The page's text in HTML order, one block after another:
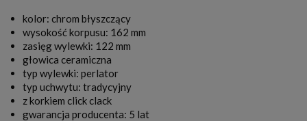
kolor: chrom błyszczący
wysokość korpusu: 162 mm
zasięg wylewki: 122 mm
głowica ceramiczna
typ wylewki: perlator
typ uchwytu: tradycyjny
z korkiem click clack
gwarancja producenta: 5 lat